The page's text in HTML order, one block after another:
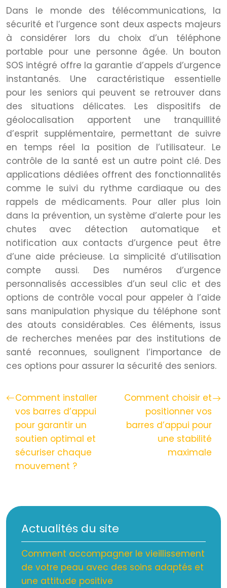
Dans le monde des télécommunications, la
sécurité et l’urgence sont deux aspects majeurs
à considérer lors du choix d’un téléphone
portable pour une personne âgée. Un bouton
SOS intégré offre la garantie d’appels d’urgence
instantanés. Une caractéristique essentielle
pour les seniors qui peuvent se retrouver dans
des situations délicates. Les dispositifs de
géolocalisation apportent une tranquillité
d’esprit supplémentaire, permettant de suivre
en temps réel la position de l’utilisateur. Le
contrôle de la santé est un autre point clé. Des
applications dédiées offrent des fonctionnalités
comme le suivi du rythme cardiaque ou des
rappels de médicaments. Pour aller plus loin
dans la prévention, un système d’alerte pour les
chutes avec détection automatique et
notification aux contacts d’urgence peut être
d’une aide précieuse. La simplicité d’utilisation
compte aussi. Des numéros d’urgence
personnalisés accessibles d’un seul clic et des
options de contrôle vocal pour appeler à l’aide
sans manipulation physique du téléphone sont
des atouts considérables. Ces éléments, issus
de recherches menées par des institutions de
santé reconnues, soulignent l’importance de
ces options pour assurer la sécurité des seniors.
Comment installer
vos barres d’appui
pour garantir un
soutien optimal et
sécuriser chaque
mouvement ?
Comment choisir et
positionner vos
barres d’appui pour
une stabilité
maximale
Actualités du site
Comment accompagner le vieillissement
de votre peau avec des soins adaptés et
une attitude positive